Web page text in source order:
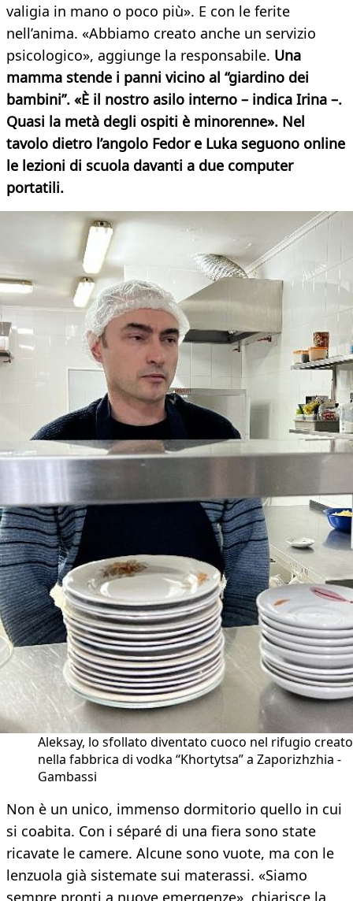
valigia in mano o poco più». E con le ferite
nell’anima. «Abbiamo creato anche un servizio
psicologico», aggiunge la responsabile. Una
mamma stende i panni vicino al “giardino dei
bambini”. «È il nostro asilo interno – indica Irina –.
Quasi la metà degli ospiti è minorenne». Nel
tavolo dietro l’angolo Fedor e Luka seguono online
le lezioni di scuola davanti a due computer
portatili.
Aleksay, lo sfollato diventato cuoco nel rifugio creato
nella fabbrica di vodka “Khortytsa” a Zaporizhzhia -
Gambassi
Non è un unico, immenso dormitorio quello in cui
si coabita. Con i séparé di una fiera sono state
ricavate le camere. Alcune sono vuote, ma con le
lenzuola già sistemate sui materassi. «Siamo
sempre pronti a nuove emergenze», chiarisce la